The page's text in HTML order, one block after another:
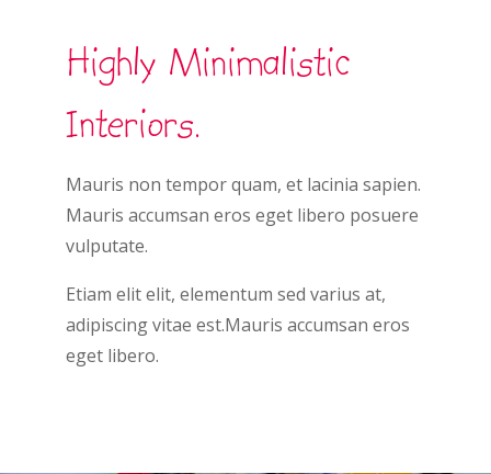
Highly Minimalistic
Interiors.
Mauris non tempor quam, et lacinia sapien.
Mauris accumsan eros eget libero posuere
vulputate.
Etiam elit elit, elementum sed varius at,
adipiscing vitae est.Mauris accumsan eros
eget libero.